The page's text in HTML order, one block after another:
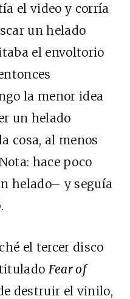
el video y corría
un helado
el envoltorio
la menor idea
un helado
cosa, al menos
hace poco
helado– y seguía
el tercer disco
Fear of
destruir el vinilo,